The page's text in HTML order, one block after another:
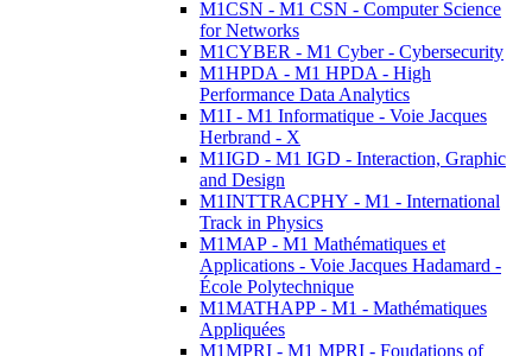
M1CSN - M1 CSN - Computer Science
for Networks
M1CYBER - M1 Cyber - Cybersecurity
M1HPDA - M1 HPDA - High
Performance Data Analytics
M1I - M1 Informatique - Voie Jacques
Herbrand - X
M1IGD - M1 IGD - Interaction, Graphic
and Design
M1INTTRACPHY - M1 - International
Track in Physics
M1MAP - M1 Mathématiques et
Applications - Voie Jacques Hadamard -
École Polytechnique
M1MATHAPP - M1 - Mathématiques
Appliquées
M1MPRI - M1 MPRI - Foudations of